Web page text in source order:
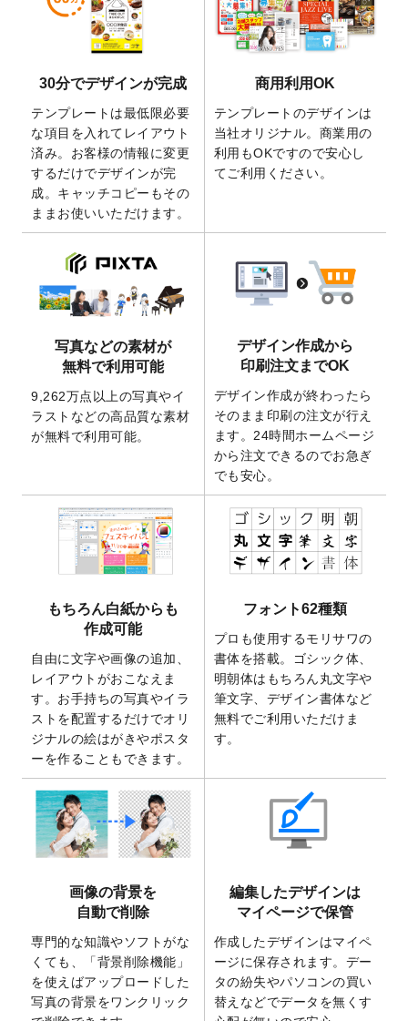
2026/5/28
【新商品】マグネットステッカーが作成で
きるようになりました！
の全4ステップを解説！」を公開いたしまし
た。
2026/4/23
コラム「 画像の配置・差し替え・トリミン
グ」「テンプレート間でパーツを流用する
方法」を公開いたしました。
2026/4/21
アクリルキーホルダーのデザインテンプレ
ート を追加いたしました。
りました！
2025/12/22
【新商品】アクリルキーホルダーが作成で
きるようになりました！
2025/12/22
2026年版4月始まりのカレンダーデザイン
テンプレート
を公開いたしました。
開いたしました。
2025/9/30
【新商品】クリアファイルバッグ が作成で
きるようになりました！
2026年午年の年賀状デザインテンプレート
を公開いたしました。
2025/9/10
喪中はがき・寒中見舞いのデザインテンプ
レートを公開いたしました。
2025/8/1
9,160万点以上の写真やイラスト素材が無料
2025/7/30
キャンバスプリントのデザインテンプレー
トを追加いたしました。
2025/6/30
暑中見舞いのデザインテンプレートを追加
しました。
2025/6/27
キャンバスプリントのデザインテンプレー
トを追加いたしました。
2025/6/24
2026年版1月始まりのカレンダーデザイン
テンプレートを公開いたしました。
2025/6/9
「背景削除機能
」を実装しました。
2025/4/3
DMのデザインテンプレートを追加しまし
た。
を追加しました。
マスキングテープのデザインテンプレート
を追加しました。
2025/1/15
配置できるデータ形式が増えました。
（pdf、psd、eps、tifに対応）
2024/12/24
2025年版4月始まりのカレンダーデザイン
30分でデザインが完成
テンプレートは最低限必要
な項目を入れてレイアウト
済み。お客様の情報に変更
するだけでデザインが完
成。キャッチコピーもその
ままお使いいただけます。
商用利用OK
テンプレートのデザインは
当社オリジナル。商業用の
利用もOKですので安心し
てご利用ください。
写真などの素材が
無料で利用可能
9,262万点以上の写真やイ
ラストなどの高品質な素材
が無料で利用可能。
デザイン作成から
印刷注文までOK
デザイン作成が終わったら
そのまま印刷の注文が行え
ます。24時間ホームページ
から注文できるのでお急ぎ
でも安心。
もちろん白紙からも
作成可能
自由に文字や画像の追加、
レイアウトがおこなえま
す。お手持ちの写真やイラ
ストを配置するだけでオリ
ジナルの絵はがきやポスタ
ーを作ることもできます。
フォント62種類
プロも使用するモリサワの
書体を搭載。ゴシック体、
明朝体はもちろん丸文字や
筆文字、デザイン書体など
無料でご利用いただけま
す。
画像の背景を
自動で削除
専門的な知識やソフトがな
くても、「背景削除機能」
を使えばアップロードした
写真の背景をワンクリック
編集したデザインは
マイページで保管
作成したデザインはマイペ
ージに保存されます。デー
タの紛失やパソコンの買い
替えなどでデータを無くす